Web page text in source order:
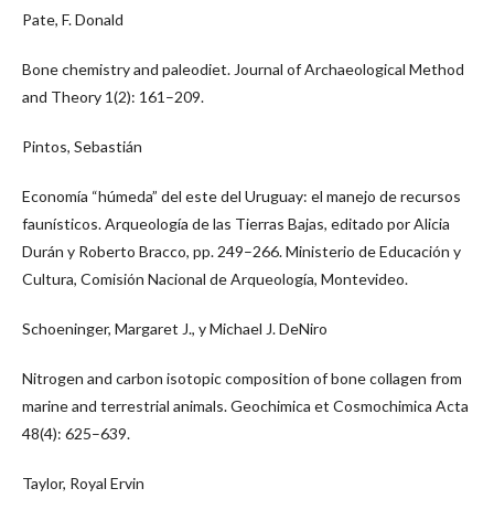
Pate, F. Donald
Bone chemistry and paleodiet. Journal of Archaeological Method
and Theory 1(2): 161–209.
Pintos, Sebastián
Economía “húmeda” del este del Uruguay: el manejo de recursos
faunísticos. Arqueología de las Tierras Bajas, editado por Alicia
Durán y Roberto Bracco, pp. 249–266. Ministerio de Educación y
Cultura, Comisión Nacional de Arqueología, Montevideo.
Schoeninger, Margaret J., y Michael J. DeNiro
Nitrogen and carbon isotopic composition of bone collagen from
marine and terrestrial animals. Geochimica et Cosmochimica Acta
48(4): 625–639.
Taylor, Royal Ervin